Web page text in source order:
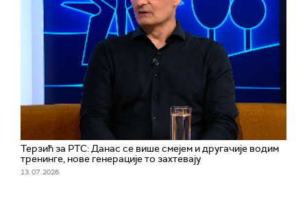
Терзић за РТС: Данас се више смејем и другачије водим
тренинге, нове генерације то захтевају
13. 07. 2026.